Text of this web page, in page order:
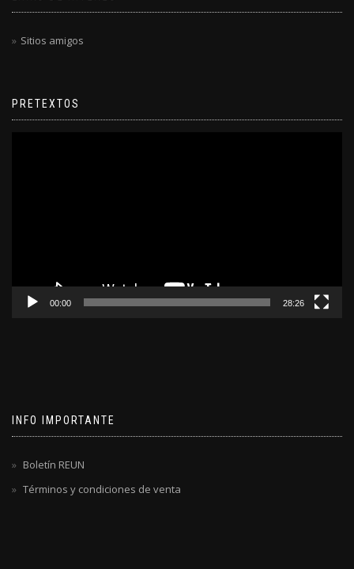
Sitios amigos
PRETEXTOS
00:00 28:26
INFO IMPORTANTE
Boletín REUN
Términos y condiciones de venta